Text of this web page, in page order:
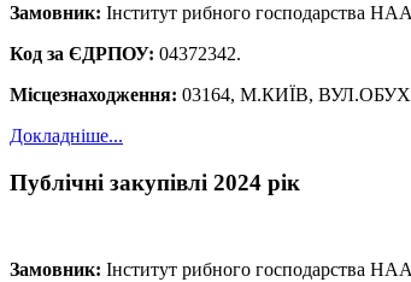
Замовник: Інститут рибного господарства
Код за ЄДРПОУ: 04372342.
Місцезнаходження: 03164, М.КИЇВ,
Докладніше...
Публічні закупівлі 2024 рік
Замовник: Інститут рибного господарства